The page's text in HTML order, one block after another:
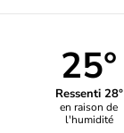
25°
Ressenti 28°
en raison de
l'humidité